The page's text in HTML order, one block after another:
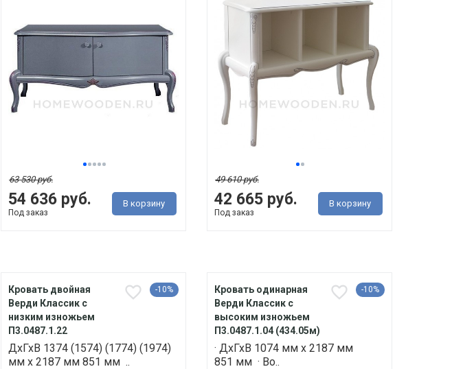
54 636 руб.
63 530 руб.
Под заказ
В корзину 42 665 руб.
49 610 руб.
Под заказ
В корзину
Кровать двойная
Верди Классик с
низким изножьем
П3.0487.1.22
-10%
ДхГхВ 1374 (1574) (1774) (1974)
мм х 2187 мм 851 мм ..
Кровать одинарная
Верди Классик с
высоким изножьем
П3.0487.1.04 (434.05м)
-10%
· ДхГхВ 1074 мм х 2187 мм
851 мм · Во..